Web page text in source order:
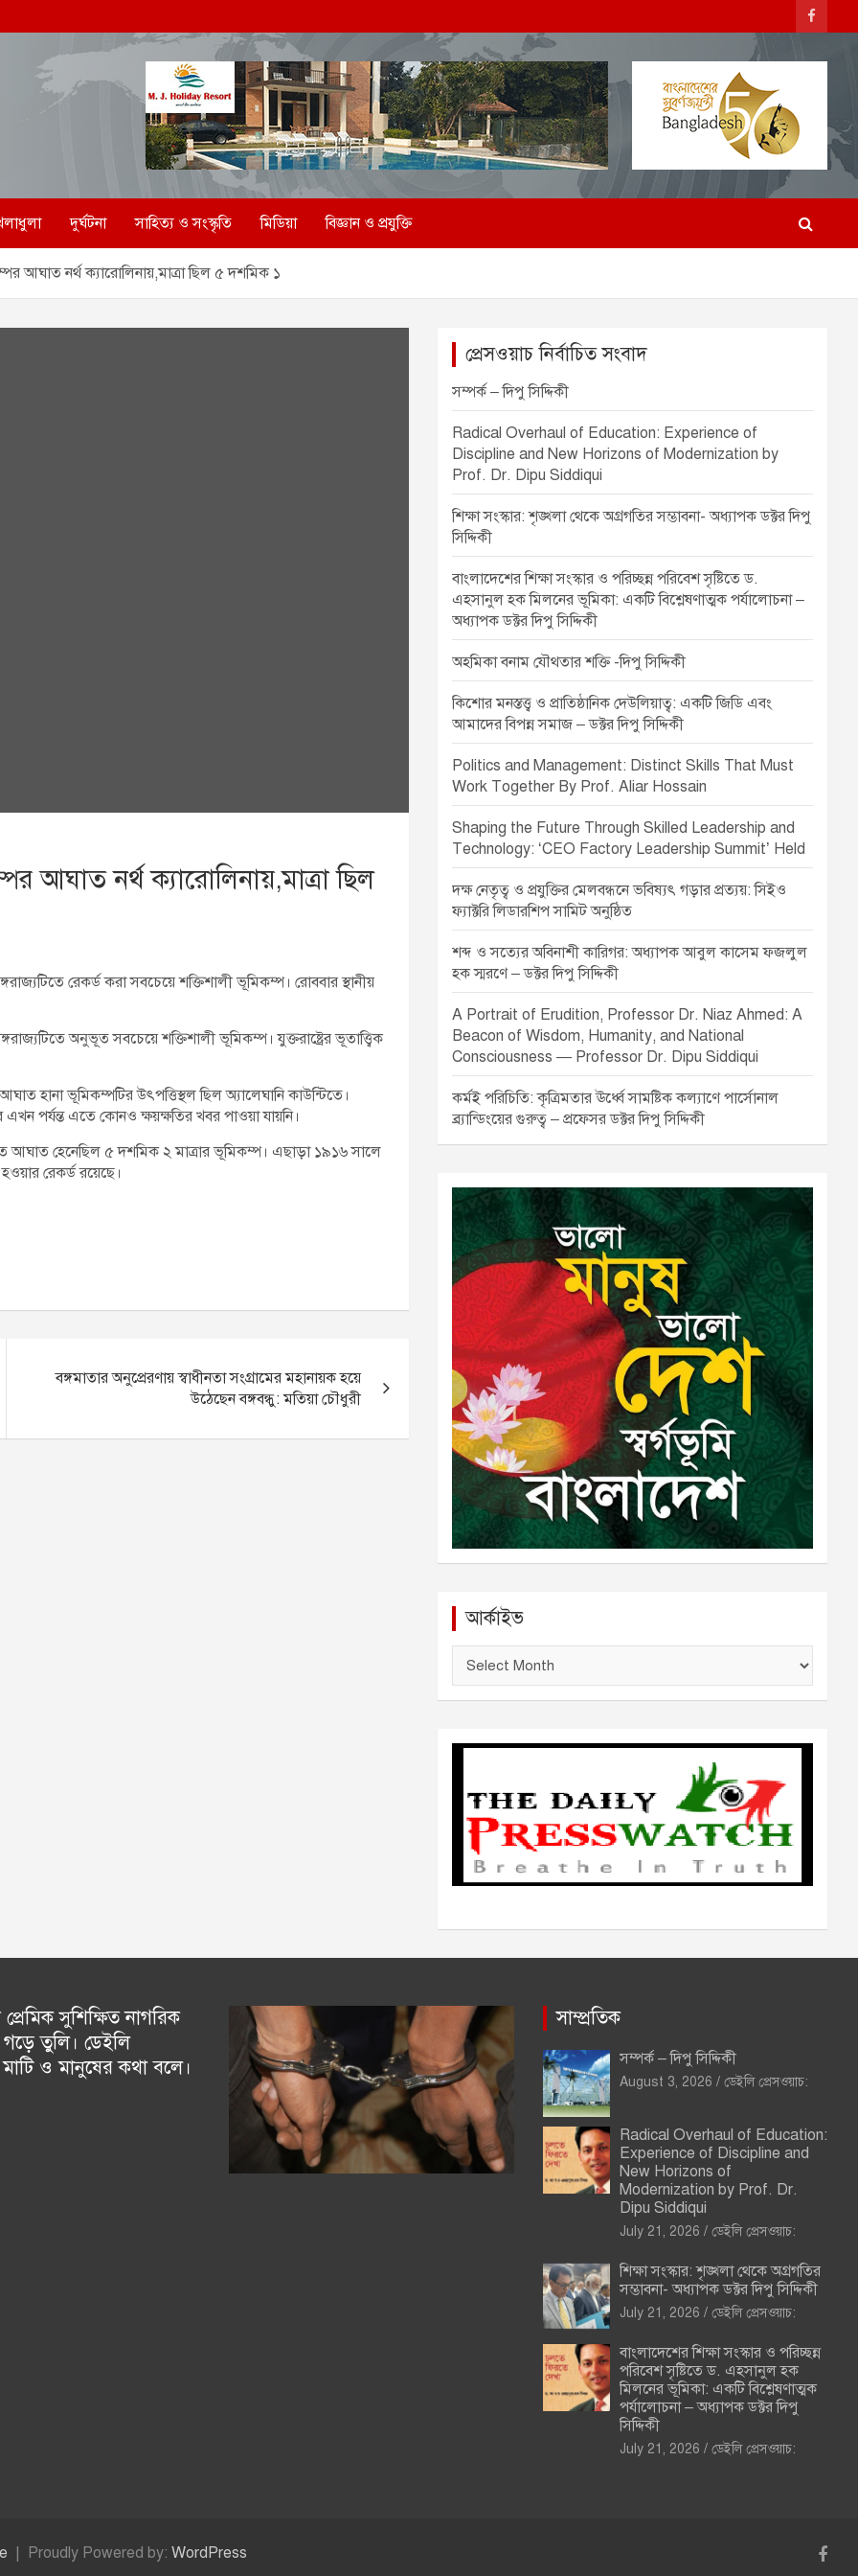
দুর্ঘটনা সাহিত্য ও সংস্কৃতি মিডিয়া বিজ্ঞান ও প্রযুক্তি
আঘাত নর্থ ক্যারোলিনায়,মাত্রা ছিল ৫ দশমিক ১
আঘাত নর্থ ক্যারোলিনায়,মাত্রা ছিল
রেকর্ড করা সবচেয়ে শক্তিশালী ভূমিকম্প। রোববার স্থানীয়
অনুভূত সবচেয়ে শক্তিশালী ভূমিকম্প। যুক্তরাষ্ট্রের ভূতাত্ত্বিক
হানা ভূমিকম্পটির উৎপত্তিস্থল ছিল অ্যালেঘানি কাউন্টিতে।
পর্যন্ত এতে কোনও ক্ষয়ক্ষতির খবর পাওয়া যায়নি।
হেনেছিল ৫ দশমিক ২ মাত্রার ভূমিকম্প। এছাড়া ১৯১৬ সালে
রেকর্ড রয়েছে।
বঙ্গমাতার অনুপ্রেরণায় স্বাধীনতা সংগ্রামের মহানায়ক হয়ে
উঠেছেন বঙ্গবন্ধু: মতিয়া চৌধুরী
প্রেসওয়াচ নির্বাচিত সংবাদ
সম্পর্ক – দিপু সিদ্দিকী
Radical Overhaul of Education: Experience of
Discipline and New Horizons of Modernization by
Prof. Dr. Dipu Siddiqui
শিক্ষা সংস্কার: শৃঙ্খলা থেকে অগ্রগতির সম্ভাবনা- অধ্যাপক ডক্টর দিপু
সিদ্দিকী
বাংলাদেশের শিক্ষা সংস্কার ও পরিচ্ছন্ন পরিবেশ সৃষ্টিতে ড.
এহসানুল হক মিলনের ভূমিকা: একটি বিশ্লেষণাত্মক পর্যালোচনা –
অধ্যাপক ডক্টর দিপু সিদ্দিকী
অহমিকা বনাম যৌথতার শক্তি -দিপু সিদ্দিকী
কিশোর মনস্তত্ত্ব ও প্রাতিষ্ঠানিক দেউলিয়াত্ব: একটি জিডি এবং
আমাদের বিপন্ন সমাজ – ডক্টর দিপু সিদ্দিকী
Politics and Management: Distinct Skills That Must
Work Together By Prof. Aliar Hossain
Shaping the Future Through Skilled Leadership and
Technology: ‘CEO Factory Leadership Summit’ Held
দক্ষ নেতৃত্ব ও প্রযুক্তির মেলবন্ধনে ভবিষ্যৎ গড়ার প্রত্যয়: সিইও
ফ্যাক্টরি লিডারশিপ সামিট অনুষ্ঠিত
শব্দ ও সত্যের অবিনাশী কারিগর: অধ্যাপক আবুল কাসেম ফজলুল
হক স্মরণে – ডক্টর দিপু সিদ্দিকী
A Portrait of Erudition, Professor Dr. Niaz Ahmed: A
Beacon of Wisdom, Humanity, and National
Consciousness — Professor Dr. Dipu Siddiqui
কর্মই পরিচিতি: কৃত্রিমতার ঊর্ধ্বে সামষ্টিক কল্যাণে পার্সোনাল
ব্র্যান্ডিংয়ের গুরুত্ব – প্রফেসর ডক্টর দিপু সিদ্দিকী
আর্কাইভ
ই
সুশিক্ষিত নাগরিক
তুলি। ডেইলি
মাটি ও মানুষের কথা বলে।
সাম্প্রতিক
সম্পর্ক – দিপু সিদ্দিকী
August 3, 2026 ডেইলি প্রেসওয়াচ:
Radical Overhaul of Education:
Experience of Discipline and
New Horizons of
Modernization by Prof. Dr.
Dipu Siddiqui
July 21, 2026 ডেইলি প্রেসওয়াচ:
শিক্ষা সংস্কার: শৃঙ্খলা থেকে অগ্রগতির
সম্ভাবনা- অধ্যাপক ডক্টর দিপু সিদ্দিকী
July 21, 2026 ডেইলি প্রেসওয়াচ:
বাংলাদেশের শিক্ষা সংস্কার ও পরিচ্ছন্ন
পরিবেশ সৃষ্টিতে ড. এহসানুল হক
মিলনের ভূমিকা: একটি বিশ্লেষণাত্মক
পর্যালোচনা – অধ্যাপক ডক্টর দিপু
সিদ্দিকী
July 21, 2026 ডেইলি প্রেসওয়াচ:
Proudly Powered by: WordPress